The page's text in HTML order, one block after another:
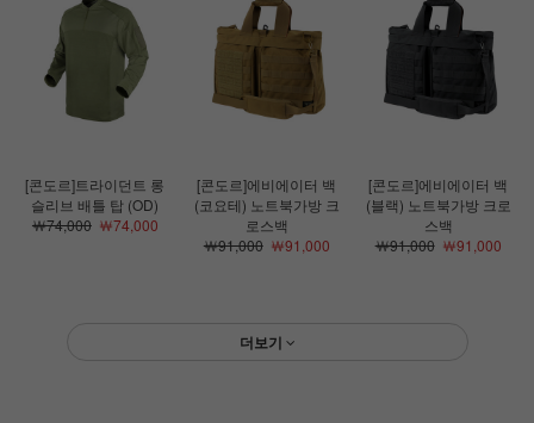
[콘도르]트라이던트 롱
슬리브 배틀 탑 (OD)
￦74,000￦74,000
[콘도르]에비에이터 백
(코요테) 노트북가방 크
로스백
￦91,000￦91,000
[콘도르]에비에이터 백
(블랙) 노트북가방 크로
스백
￦91,000￦91,000
더보기